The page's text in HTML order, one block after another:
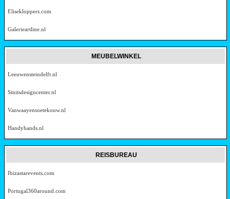
Elisekloppers.com
Galerieartline.nl
MEUBELWINKEL
Leeuwensteindelft.nl
Smitsdesigncenter.nl
Vanwaayensoetekouw.nl
Handyhands.nl
REISBUREAU
Ibizastarevents.com
Portugal360around.com